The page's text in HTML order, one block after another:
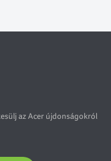
az Acer újdonságokról